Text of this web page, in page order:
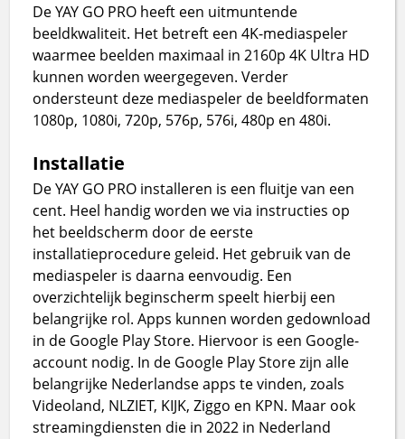
De YAY GO PRO heeft een uitmuntende
beeldkwaliteit. Het betreft een 4K-mediaspeler
waarmee beelden maximaal in 2160p 4K Ultra HD
kunnen worden weergegeven. Verder
ondersteunt deze mediaspeler de beeldformaten
1080p, 1080i, 720p, 576p, 576i, 480p en 480i.
Installatie
De YAY GO PRO installeren is een fluitje van een
cent. Heel handig worden we via instructies op
het beeldscherm door de eerste
installatieprocedure geleid. Het gebruik van de
mediaspeler is daarna eenvoudig. Een
overzichtelijk beginscherm speelt hierbij een
belangrijke rol. Apps kunnen worden gedownload
in de Google Play Store. Hiervoor is een Google-
account nodig. In de Google Play Store zijn alle
belangrijke Nederlandse apps te vinden, zoals
Videoland, NLZIET, KIJK, Ziggo en KPN. Maar ook
streamingdiensten die in 2022 in Nederland